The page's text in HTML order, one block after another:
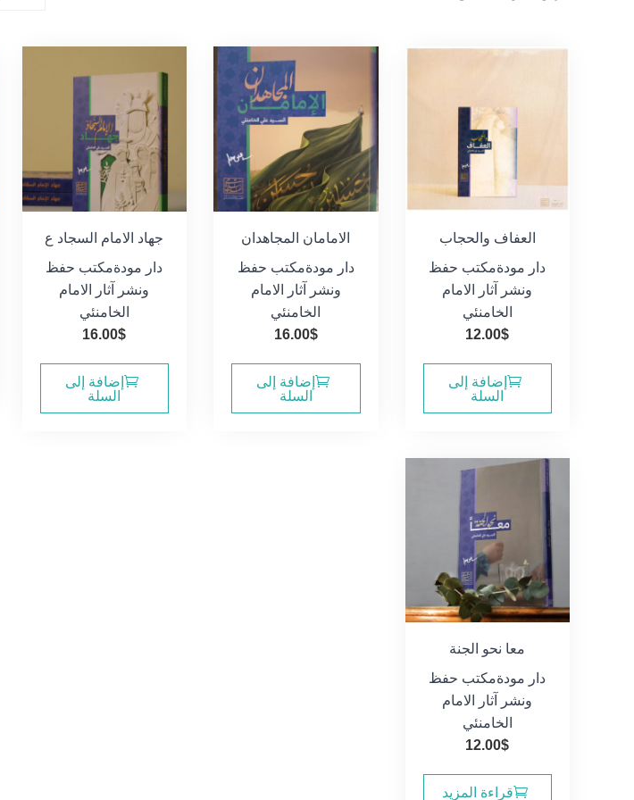
الأحدث
العفاف والحجاب
دار مودةمكتب حفظ
ونشر آثار الامام
الخامنئي
12.00$
إضافة إلى
السلة
الامامان المجاهدان
دار مودةمكتب حفظ
ونشر آثار الامام
الخامنئي
16.00$
إضافة إلى
السلة
جهاد الامام السجاد ع
دار مودةمكتب حفظ
ونشر آثار الامام
الخامنئي
16.00$
إضافة إلى
السلة
معا نحو الجنة
دار مودةمكتب حفظ
ونشر آثار الامام
الخامنئي
12.00$
قراءة المزيد